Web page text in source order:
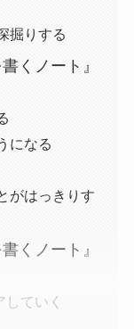
掘りする
くノート』
になる
がはっきりす
くノート』
ていく